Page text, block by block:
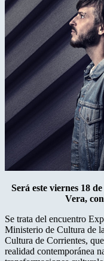
Será este viernes 18
Vera,
Se trata del encuentro
Ministerio de Cultura de
Cultura de Corrientes,
realidad contemporánea